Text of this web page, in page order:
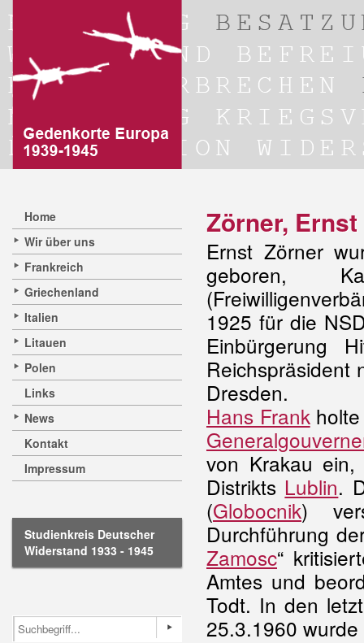
Home
Wir über uns
Frankreich
Griechenland
Italien
Litauen
Polen
Links
News
Kontakt
Impressum
Studienkreis Deutscher
Widerstand 1933 - 1945
Zörner, Ernst
Ernst Zörner
geboren,
1925 für die
Einbürgerung
Reichspräsident
Dresden.
Hans Frankholte
von Krakau
Distrikts Lublin.
(Globocnik)
Durchführung
Zamosc“
Amtes und
Todt. In den
25.3.1960